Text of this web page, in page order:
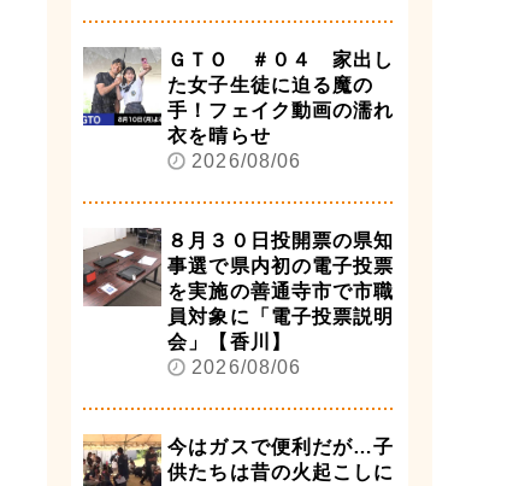
ＧＴＯ ＃０４ 家出し
た女子生徒に迫る魔の
手！フェイク動画の濡れ
衣を晴らせ
2026/08/06
８月３０日投開票の県知
事選で県内初の電子投票
を実施の善通寺市で市職
員対象に「電子投票説明
会」【香川】
2026/08/06
今はガスで便利だが…子
供たちは昔の火起こしに